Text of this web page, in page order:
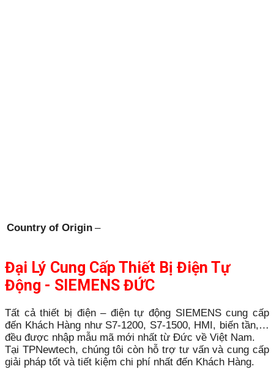
Country of Origin –
Đại Lý Cung Cấp Thiết Bị Điện Tự
Động - SIEMENS ĐỨC
Tất cả thiết bị điện – điện tự động SIEMENS cung cấp
đến Khách Hàng như S7-1200, S7-1500, HMI, biến tần,…
đều được nhập mẫu mã mới nhất từ Đức về Việt Nam.
Tại TPNewtech, chúng tôi còn hỗ trợ tư vấn và cung cấp
giải pháp tốt và tiết kiệm chi phí nhất đến Khách Hàng.